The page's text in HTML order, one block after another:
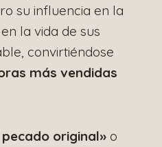
su influencia en la
la vida de sus
convirtiéndose
más vendidas
pecado original» o